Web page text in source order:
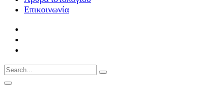
Επικοινωνία